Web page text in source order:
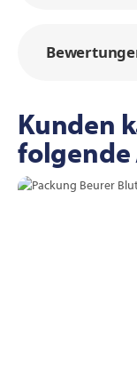
Kunden